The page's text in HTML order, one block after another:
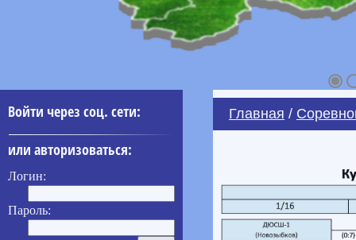
Войти через соц. сети:
или авторизоваться:
Логин:
Пароль:
Главная /